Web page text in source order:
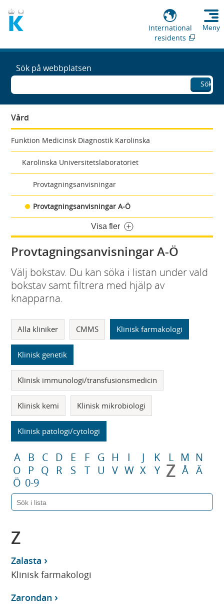
International
residents
Meny
Sök på webbplatsen
Sök
Vård
Funktion Medicinsk Diagnostik Karolinska
Karolinska Universitetslaboratoriet
Provtagningsanvisningar
Provtagningsanvisningar A-Ö
Visa fler
Provtagningsanvisningar A-Ö
Välj bokstav. Du kan söka i listan under vald
bokstav samt filtrera med hjälp av
knapparna.
Alla kliniker CMMS Klinisk farmakologi
Klinisk genetik
Klinisk immunologi/transfusionsmedicin
Klinisk kemi Klinisk mikrobiologi
Klinisk patologi/cytologi
A B C D E F G H I J K L M N
O
P Q R S T U V W X Y Z Å Ä
Ö 0-9
Z
Zalasta
Klinisk farmakologi
Zarondan